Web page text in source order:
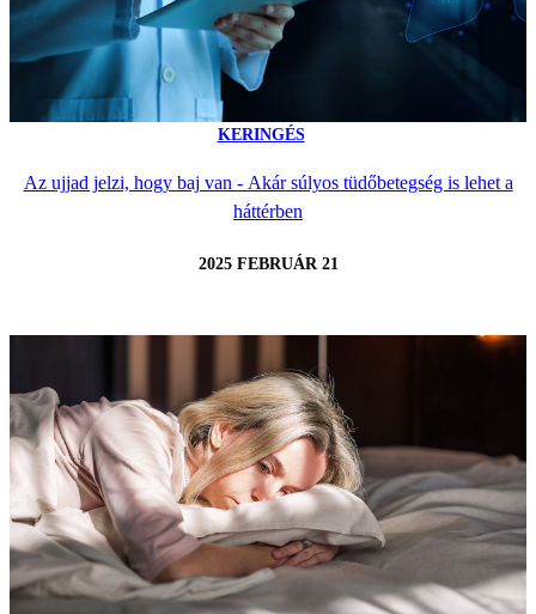
KERINGÉS
Az ujjad jelzi, hogy baj van - Akár súlyos tüdőbetegség is lehet a
háttérben
2025 FEBRUÁR 21